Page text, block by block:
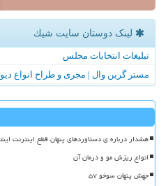
لینک دوستان سایت شیك
تبلیغات انتخابات مجلس
مستر گرین وال | مجری و طراح انواع
هشدار درباره ی دستاوردهای پنهان قطع اینترنت
انواع ریزش مو و درمان آن
جهش پنهان سوخو ۵۷